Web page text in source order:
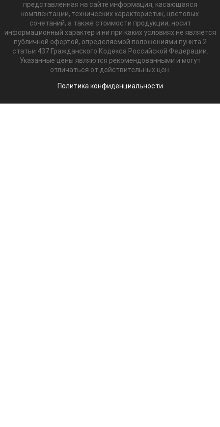
представленная на сайте информация, касающаяся
комплектации, технических характеристик, цветовых
сочетаний, а также стоимости продукции, носит
информационный характер и ни при каких условиях не является
публичной офертой, определяемой положениями пункта 2
статьи 437 Гражданского Кодекса Российской Федерации.
Указанные цены являются рекомендованными и могут
отличаться от действительных цен.
Политика конфиденциальности